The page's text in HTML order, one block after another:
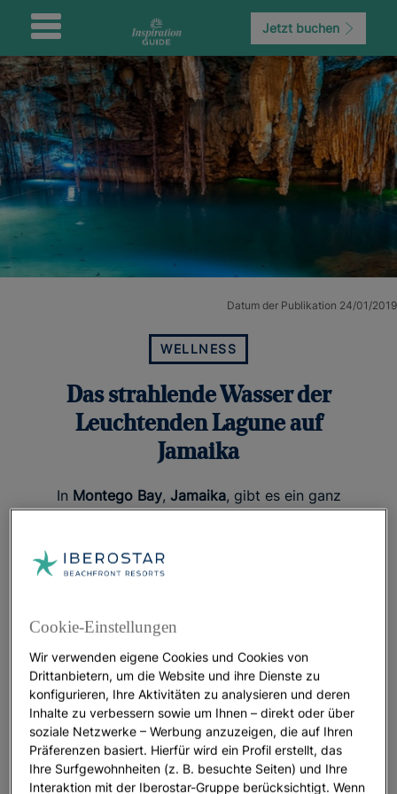
Jetzt buchen
Datum der Publikation 24/01/2019
WELLNESS
Das strahlende Wasser der
Leuchtenden Lagune auf
Jamaika
In Montego Bay, Jamaika, gibt es ein ganz
seltsames Phänomen. Gleich neben dem Fluss
Martha Brae
befindet sich die
Leuchtende Lagune
oder wie sie dort genannt wird, „Glistening Waters
In dem Wasser dieser Lagune leben bioluminiszente
Mikroorganismen, die ein Fluoreszenzlicht
ausstrahlen, sobald das Wasser bewegt wird. Die
konstante Bewegung des Wassers sorgt dafür, dass
diese Mikroorganismen sich bewegen undmit
Cookie-Einstellungen
Wir verwenden eigene Cookies und Cookies von
Drittanbietern, um die Website und ihre Dienste zu
konfigurieren, Ihre Aktivitäten zu analysieren und deren
Inhalte zu verbessern sowie um Ihnen – direkt oder über
soziale Netzwerke – Werbung anzuzeigen, die auf Ihren
Präferenzen basiert. Hierfür wird ein Profil erstellt, das
Ihre Surfgewohnheiten (z. B. besuchte Seiten) und Ihre
Interaktion mit der Iberostar-Gruppe berücksichtigt. Wenn